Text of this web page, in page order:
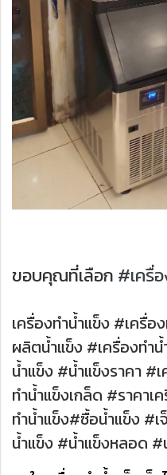
ขอบคุณที่เลือก #เครื่
เครื่องทำน้ำแข็ง #เครื่
ผลิตน้ำแข็ง #เครื่องทำ
น้ำแข็ง #น้ำแข็งราคา #
ทำน้ำแข็งเกล็ด #ราคา
ทำน้ำแข็ง#ซื้อน้ำแข็ง #
น้ำแข็ง #น้ำแข็งหลอด #